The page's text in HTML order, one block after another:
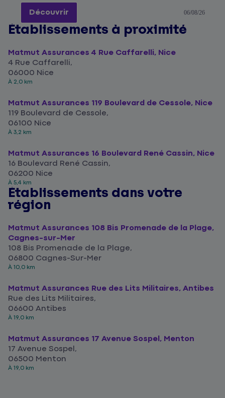
Découvrir 06/08/26
Établissements à proximité
Matmut Assurances 4 Rue Caffarelli, Nice
4 Rue Caffarelli,
06000 Nice
À 2,0 km
Matmut Assurances 119 Boulevard de Cessole, Nice
119 Boulevard de Cessole,
06100 Nice
À 3,2 km
Matmut Assurances 16 Boulevard René Cassin, Nice
16 Boulevard René Cassin,
06200 Nice
À 5,4 km
Établissements dans votre
région
Matmut Assurances 108 Bis Promenade de la Plage,
Cagnes-sur-Mer
108 Bis Promenade de la Plage,
06800 Cagnes-Sur-Mer
À 10,0 km
Matmut Assurances Rue des Lits Militaires, Antibes
Rue des Lits Militaires,
06600 Antibes
À 19,0 km
Matmut Assurances 17 Avenue Sospel, Menton
17 Avenue Sospel,
06500 Menton
À 19,0 km